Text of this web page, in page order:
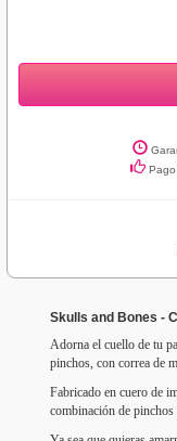
Pago
Skulls and Bones -
Adorna el cuello de tu
pinchos, con correa de
Fabricado en cuero de
combinación de